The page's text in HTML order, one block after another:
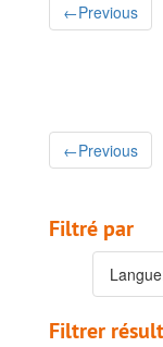
←Previous
←Previous
Filtré par
Filtrer